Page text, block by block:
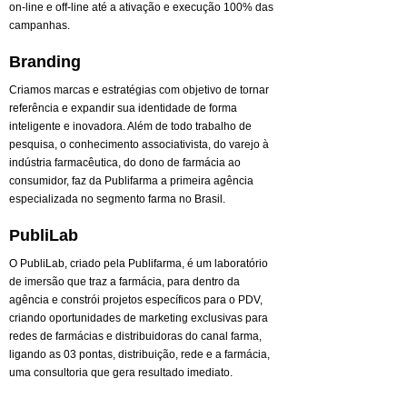
on-line e off-line até a ativação e execução 100% das
campanhas.
Branding
Criamos marcas e estratégias com objetivo de tornar
referência e expandir sua identidade de forma
inteligente e inovadora. Além de todo trabalho de
pesquisa, o conhecimento associativista, do varejo à
indústria farmacêutica, do dono de farmácia ao
consumidor, faz da Publifarma a primeira agência
especializada no segmento farma no Brasil.
PubliLab
O PubliLab, criado pela Publifarma, é um laboratório
de imersão que traz a farmácia, para dentro da
agência e constrói projetos específicos para o PDV,
criando oportunidades de marketing exclusivas para
redes de farmácias e distribuidoras do canal farma,
ligando as 03 pontas, distribuição, rede e a farmácia,
uma consultoria que gera resultado imediato.